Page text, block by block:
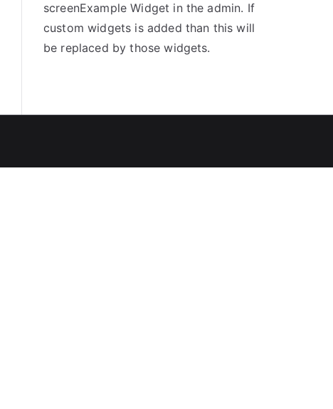
screenExample Widget in the admin. If
custom widgets is added than this will
be replaced by those widgets.